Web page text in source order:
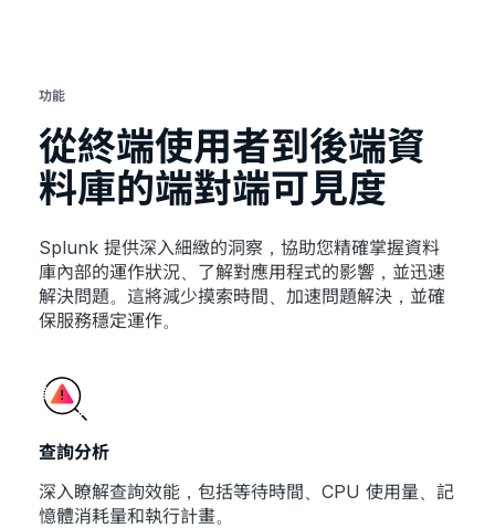
功能
從終端使用者到後端資
料庫的端對端可見度
Splunk 提供深入細緻的洞察，協助您精確掌握資料
庫內部的運作狀況、了解對應用程式的影響，並迅速
解決問題。這將減少摸索時間、加速問題解決，並確
保服務穩定運作。
查詢分析
深入瞭解查詢效能，包括等待時間、CPU 使用量、記
憶體消耗量和執行計畫。